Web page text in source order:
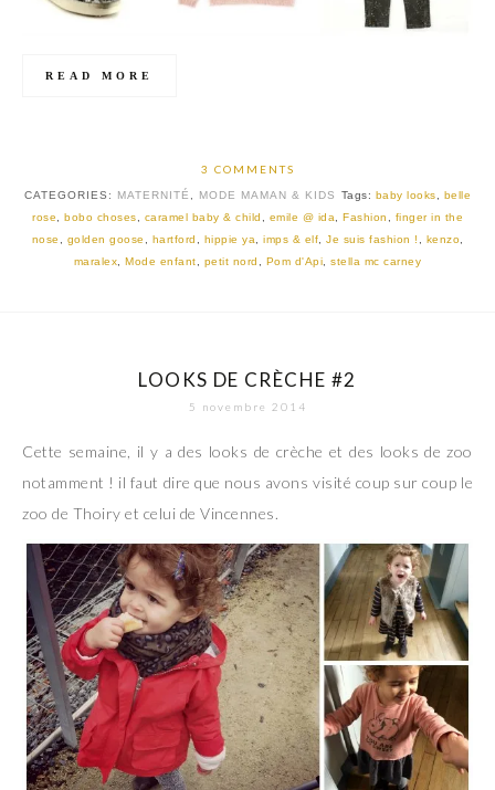
READ MORE
3 COMMENTS
CATEGORIES: MATERNITÉ MODE MAMAN & KIDS Tags: baby looks
belle
rose
bobo choses caramel baby & child emile @ ida Fashion
finger in the
nose
golden goose hartford hippie ya imps & elf Je suis fashion ! kenzo
maralex ,Mode enfant petit nord Pom d'Api ,stella mc carney
LOOKS DE CRÈCHE #2
5 novembre 2014
Cette semaine, il y a des looks de crèche et des looks de zoo
notamment ! il faut dire que nous avons visité coup sur coup le
zoo de Thoiry et celui de Vincennes.